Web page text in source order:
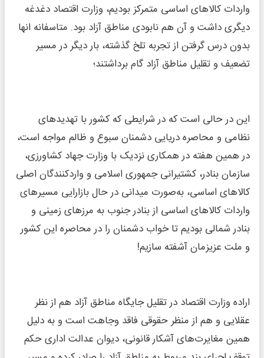
واردات کالاهای اساسی متمرکز بودیم، وزارت اقتصاد دغدغه
دیگری داشت و آن هم نابودی مناطق آزاد بود. متاسفانه انها
بدون درس گرفتن از تجربه تلخ گذشته، بار دیگر در مسیر
تضعیف و تقلیل مناطق آزاد گام برداشتند؛
این در حالی است که در شرایطی که کشور با تهدیدهای
نظامی و محاصره دریایی دشمنان سبوع و ظالم مواجه است،
در همین هفته در همکاری نزدیک با وزارت جهاد کشاورزی،
سازمان بنادر، کشتیرانی جمهوری اسلامی و واردکنندگان اصلی
کالاهای اساسی، به‌صورت میدانی در حال بازارایی مسیرهای
واردات کالاهای اساسی از بنادر جنوب به مرزهای زمینی و
بنادر شمالی بودیم تا خواب دشمنان را در محاصره این کشور
و ملت عزیزمان آشفته سازیم!
اراده وزارت اقتصاد در تقلیل جایگاه مناطق آزاد هم از نظر
عقلایی و هم از منظر حقوقی فاقد وجاهت است و به دلیل
همین مغایرت‌های آشکار قانونی، دیوان عدالت اداری حکم